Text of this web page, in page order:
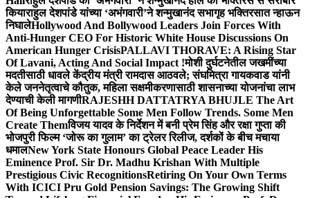
कियाराहुल देशपांडे यांच्या ‘अभंगवारी’ने शन्मुखानंद सभागृह भक्तिरसात न्हाऊन
निघालेHollywood And Bollywood Leaders Join Forces With
Anti-Hunger CEO For Historic White House Discussions On
American Hunger CrisisPALLAVI THORAVE: A Rising Star
Of Lavani, Acting And Social Impact !मोशी दुर्घटनेतील जखमींच्या
मदतीसाठी धावले केंद्रीय मंत्री रामदास आठवले; संघमित्रा गायकवाड यांनी
केले जननेतृत्वाचे कौतुक, महिला सक्षमीकरणासाठी शासनाच्या योजनांचा लाभ
देण्याची केली मागणीRAJESHH DATTATRYA BHUJLE The Art
Of Being Unforgettable Some Men Follow Trends. Some Men
Create Themविजय यादव के निर्देशन में बनी प्रेम सिंह और रक्षा गुप्ता की
भोजपुरी फिल्म ‘जोरू का गुलाम’ का ट्रेलर रिलीज, दर्शकों के बीच मचाया
धमालNew York State Honours Global Peace Leader His
Eminence Prof. Sir Dr. Madhu Krishan With Multiple
Prestigious Civic RecognitionsRetiring On Your Own Terms
With ICICI Pru Gold Pension Savings: The Growing Shift